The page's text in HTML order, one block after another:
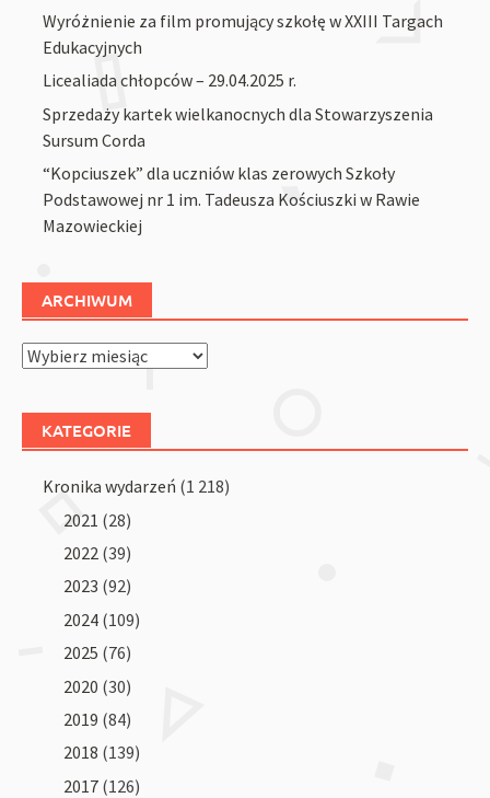
Wyróżnienie za film promujący szkołę w XXIII Targach
Edukacyjnych
Licealiada chłopców – 29.04.2025 r.
Sprzedaży kartek wielkanocnych dla Stowarzyszenia
Sursum Corda
“Kopciuszek” dla uczniów klas zerowych Szkoły
Podstawowej nr 1 im. Tadeusza Kościuszki w Rawie
Mazowieckiej
ARCHIWUM
Archiwum
KATEGORIE
Kronika wydarzeń (1 218)
2021 (28)
2022 (39)
2023 (92)
2024 (109)
2025 (76)
2020 (30)
2019 (84)
2018 (139)
2017 (126)